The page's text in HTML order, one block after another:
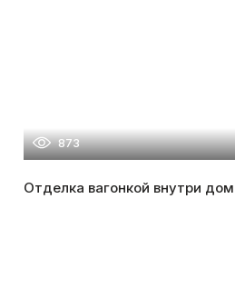
873
Отделка вагонкой внутри